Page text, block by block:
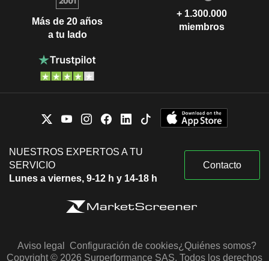
Más de 20 años
a tu lado
+ 1.300.000
miembros
NUESTROS EXPERTOS A TU
SERVICIO
Lunes a viernes, 9-12 h y 14-18 h
Contacto
Aviso legal Configuración de cookies¿Quiénes somos?
Copyright © 2026 Surperformance SAS. Todos los derechos